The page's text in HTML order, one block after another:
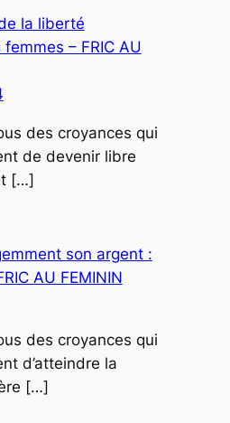
la liberté
– FRIC AU
des croyances qui
de devenir libre
[…]
son argent :
AU FEMININ
des croyances qui
d’atteindre la
[…]